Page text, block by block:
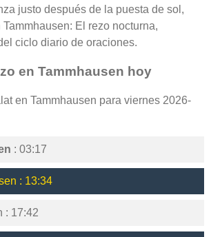
justo después de la puesta de sol,
El rezo nocturna,
ciclo diario de oraciones.
en Tammhausen hoy
en Tammhausen para viernes 2026-
: 03:17
: 13:34
: 17:42